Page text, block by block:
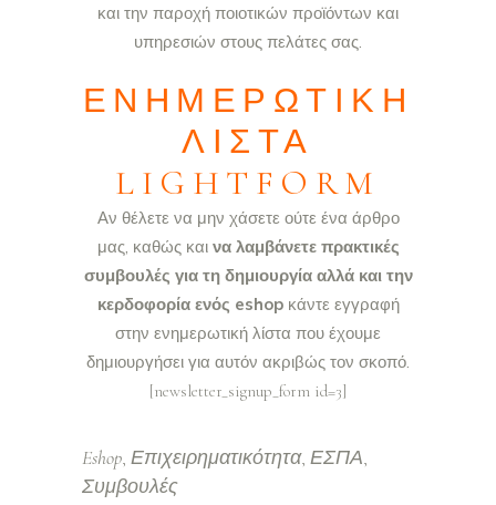
και την παροχή ποιοτικών προϊόντων και
υπηρεσιών στους πελάτες σας.
ΕΝΗΜΕΡΩΤΙΚΉ
ΛΊΣΤΑ
LIGHTFORM
Αν θέλετε να μην χάσετε ούτε ένα άρθρο
μας, καθώς καινα λαμβάνετε πρακτικές
συμβουλές για τη δημιουργία αλλά και την
κερδοφορία ενός eshopκάντε εγγραφή
στην ενημερωτική λίστα που έχουμε
δημιουργήσει για αυτόν ακριβώς τον σκοπό.
[newsletter_signup_form id=3]
Eshop, Επιχειρηματικότητα, ΕΣΠΑ,
Συμβουλές